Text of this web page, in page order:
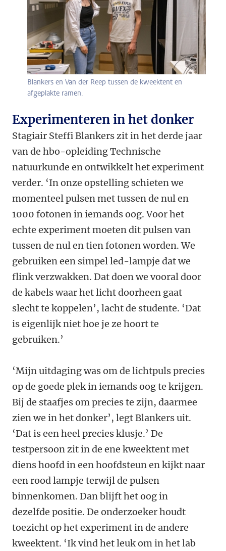
Blankers en Van der Reep tussen de kweektent en
afgeplakte ramen.
Experimenteren in het donker
Stagiair Steffi Blankers zit in het derde jaar
van de hbo-opleiding Technische
natuurkunde en ontwikkelt het experiment
verder. ‘In onze opstelling schieten we
momenteel pulsen met tussen de nul en
1000 fotonen in iemands oog. Voor het
echte experiment moeten dit pulsen van
tussen de nul en tien fotonen worden. We
gebruiken een simpel led-lampje dat we
flink verzwakken. Dat doen we vooral door
de kabels waar het licht doorheen gaat
slecht te koppelen’, lacht de studente. ‘Dat
is eigenlijk niet hoe je ze hoort te
gebruiken.’
‘Mijn uitdaging was om de lichtpuls precies
op de goede plek in iemands oog te krijgen.
Bij de staafjes om precies te zijn, daarmee
zien we in het donker’, legt Blankers uit.
‘Dat is een heel precies klusje.’ De
testpersoon zit in de ene kweektent met
diens hoofd in een hoofdsteun en kijkt naar
een rood lampje terwijl de pulsen
binnenkomen. Dan blijft het oog in
dezelfde positie. De onderzoeker houdt
toezicht op het experiment in de andere
kweektent. ‘Ik vind het leuk om in het lab